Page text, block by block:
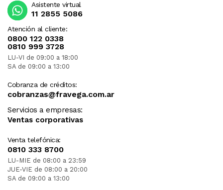
Atención al cliente:
0800 122 0338
0810 999 3728
LU-VI de 09:00 a 18:00
SA de 09:00 a 13:00
Cobranza de créditos:
cobranzas@fravega.com.ar
Servicios a empresas:
Ventas corporativas
Venta telefónica:
0810 333 8700
LU-MIE de 08:00 a 23:59
JUE-VIE de 08:00 a 20:00
SA de 09:00 a 13:00
Asistente virtual
11 2855 5086